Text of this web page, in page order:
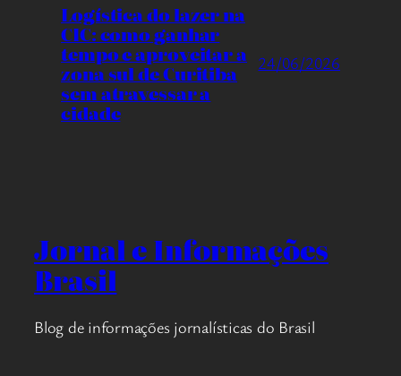
Logística do lazer na
CIC: como ganhar
tempo e aproveitar a
zona sul de Curitiba
sem atravessar a
cidade
24/06/2026
Jornal e Informações
Brasil
Blog de informações jornalísticas do Brasil